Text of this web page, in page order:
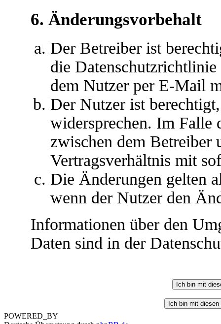
6. Änderungsvorbehalt
Der Betreiber ist
die
dem Nutzer per E-Mail
Der Nutzer ist
widersprechen. Im Falle
zwischen dem Betreiber
Vertragsverhältnis mit
Die Änderungen gelten
wenn der Nutzer den
Informationen über den
Daten sind in der
POWERED_BY